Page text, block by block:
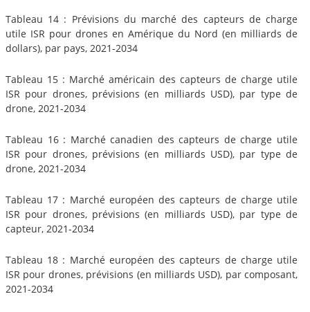
Tableau 14 : Prévisions du marché des capteurs de charge
utile ISR pour drones en Amérique du Nord (en milliards de
dollars), par pays, 2021-2034
Tableau 15 : Marché américain des capteurs de charge utile
ISR pour drones, prévisions (en milliards USD), par type de
drone, 2021-2034
Tableau 16 : Marché canadien des capteurs de charge utile
ISR pour drones, prévisions (en milliards USD), par type de
drone, 2021-2034
Tableau 17 : Marché européen des capteurs de charge utile
ISR pour drones, prévisions (en milliards USD), par type de
capteur, 2021-2034
Tableau 18 : Marché européen des capteurs de charge utile
ISR pour drones, prévisions (en milliards USD), par composant,
2021-2034